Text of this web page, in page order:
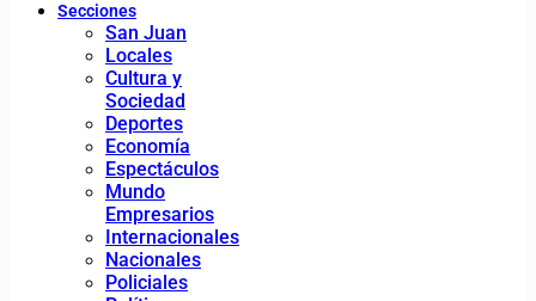
Secciones
San Juan
Locales
Cultura y
Sociedad
Deportes
Economía
Espectáculos
Mundo
Empresarios
Internacionales
Nacionales
Policiales